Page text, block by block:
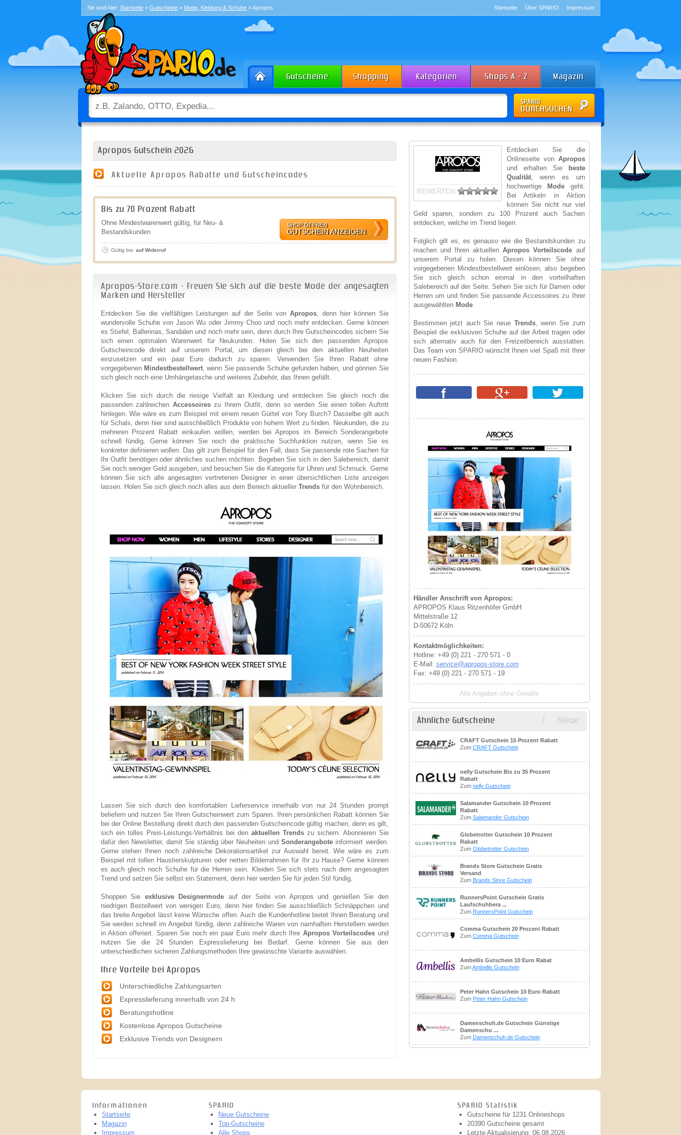
Sie sind hier: Startseite» Gutscheine» Mode, Kleidung & Schuhe» Apropos Startseite Über SPARIO Impressum
Apropos Gutschein 2026
Aktuelle Apropos Rabatte und Gutscheincodes
Bis zu 70 Prozent Rabatt
Ohne Mindestwarenwert gültig, für Neu- &
Bestandskunden
SHOP ÖFFNEN
GUTSCHEIN ANZEIGEN
Gültig bis: auf Widerruf
Apropos-Store.com - Freuen Sie sich auf die beste Mode der angesagten
Marken und Hersteller
Entdecken Sie die vielfältigen Leistungen auf der Seite von Apropos, denn hier können Sie
wundervolle Schuhe von Jason Wu oder Jimmy Choo und noch mehr entdecken. Gerne können
es Stiefel, Ballerinas, Sandalen und noch mehr sein, denn durch Ihre Gutscheincodes sichern Sie
sich einen optimalen Warenwert für Neukunden. Holen Sie sich den passenden Apropos
Gutscheincode direkt auf unserem Portal, um diesen gleich bei den aktuellen Neuheiten
einzusetzen und ein paar Euro dadurch zu sparen. Verwenden Sie Ihren Rabatt ohne
vorgegebenen Mindestbestellwert, wenn Sie passende Schuhe gefunden haben, und gönnen Sie
sich gleich noch eine Umhängetasche und weiteres Zubehör, das Ihnen gefällt.
Klicken Sie sich durch die riesige Vielfalt an Kleidung und entdecken Sie gleich noch die
passenden zahlreichen Accessoireszu Ihrem Outfit, denn so werden Sie einen tollen Auftritt
hinlegen. Wie wäre es zum Beispiel mit einem neuen Gürtel von Tory Burch? Dasselbe gilt auch
für Schals, denn hier sind ausschließlich Produkte von hohem Wert zu finden. Neukunden, die zu
mehreren Prozent Rabatt einkaufen wollen, werden bei Apropos im Bereich Sonderangebote
schnell fündig. Gerne können Sie noch die praktische Suchfunktion nutzen, wenn Sie es
konkreter definieren wollen. Das gilt zum Beispiel für den Fall, dass Sie passende rote Sachen für
Ihr Outfit benötigen oder ähnliches suchen möchten. Begeben Sie sich in den Salebereich, damit
Sie noch weniger Geld ausgeben, und besuchen Sie die Kategorie für Uhren und Schmuck. Gerne
können Sie sich alle angesagten vertretenen Designer in einer übersichtlichen Liste anzeigen
lassen. Holen Sie sich gleich noch alles aus dem Bereich aktueller Trendsfür den Wohnbereich.
Lassen Sie sich durch den komfortablen Lieferservice innerhalb von nur 24 Stunden prompt
beliefern und nutzen Sie Ihren Gutscheinwert zum Sparen. Ihren persönlichen Rabatt können Sie
bei der Online Bestellung direkt durch den passenden Gutscheincode gültig machen, denn es gilt,
sich ein tolles Preis-Leistungs-Verhältnis bei den aktuellen Trendszu sichern. Abonnieren Sie
dafür den Newsletter, damit Sie ständig über Neuheiten undSonderangebote informiert werden.
Gerne stehen Ihnen noch zahlreiche Dekorationsartikel zur Auswahl bereit. Wie wäre es zum
Beispiel mit tollen Haustierskulpturen oder netten Bilderrahmen für Ihr zu Hause? Gerne können
es auch gleich noch Schuhe für die Herren sein. Kleiden Sie sich stets nach dem angesagten
Trend und setzen Sie selbst ein Statement, denn hier werden Sie für jeden Stil fündig.
Shoppen Sie exklusive Designermode auf der Seite von Apropos und genießen Sie den
niedrigen Bestellwert von wenigen Euro, denn hier finden Sie ausschließlich Schnäppchen und
das breite Angebot lässt keine Wünsche offen. Auch die Kundenhotline bietet Ihnen Beratung und
Sie werden schnell im Angebot fündig, denn zahlreiche Waren von namhaften Herstellern werden
in Aktion offeriert. Sparen Sie noch ein paar Euro mehr durch Ihre Apropos Vorteilscodes und
nutzen Sie die 24 Stunden Expresslieferung bei Bedarf. Gerne können Sie aus den
unterschiedlichen sicheren Zahlungsmethoden Ihre gewünschte Variante auswählen.
Ihre Vorteile bei Apropos
Unterschiedliche Zahlungsarten
Expresslieferung innerhalb von 24 h
Beratungshotline
Kostenlose Apropos Gutscheine
Exklusive Trends von Designern
BEWERTEN:
Entdecken Sie die
Onlineseite von Apropos
und erhalten Sie
beste
Qualität, wenn es um
hochwertige
Mode geht.
Bei Artikeln in Aktion
können Sie nicht nur viel
Geld sparen, sondern zu 100 Prozent auch Sachen
entdecken, welche im Trend liegen.
Folglich gilt es, es genauso wie die Bestandskunden zu
machen und Ihren aktuellenApropos Vorteilscode auf
unserem Portal zu holen. Diesen können Sie ohne
vorgegebenen Mindestbestellwert einlösen, also begeben
Sie sich gleich schon einmal in den vorteilhaften
Salebereich auf der Seite. Sehen Sie sich für Damen oder
Herren um und finden Sie passende Accessoires zu Ihrer
ausgewählten Mode.
Bestimmen jetzt auch Sie neue Trends, wenn Sie zum
Beispiel die exklusiven Schuhe auf der Arbeit tragen oder
sich alternativ auch für den Freizeitbereich ausstatten.
Das Team von SPARIO wünscht Ihnen viel Spaß mit Ihrer
neuen Fashion.
Händler Anschrift von Apropos:
APROPOS Klaus Ritzenhöfer GmbH
Mittelstraße 12
D-50672 Köln
Kontaktmöglichkeiten:
Hotline: +49 (0) 221 - 270 571 - 0
E-Mail: service@apropos-store.com
Fax: +49 (0) 221 - 270 571 - 19
Alle Angaben ohne Gewähr
Ähnliche Gutscheine / Neue
CRAFT Gutschein 15 Prozent Rabatt
Zum CRAFT Gutschein
nelly Gutschein Bis zu 35 Prozent
Rabatt
Zum nelly Gutschein
Salamander Gutschein 10 Prozent
Rabatt
Zum Salamander Gutschein
Globetrotter Gutschein 10 Prozent
Rabatt
Zum Globetrotter Gutschein
Brands Store Gutschein Gratis
Versand
Zum Brands Store Gutschein
RunnersPoint Gutschein Gratis
Laufschuhbera ...
Zum RunnersPoint Gutschein
Comma Gutschein 20 Prozent Rabatt
Zum Comma Gutschein
Ambellis Gutschein 10 Euro Rabat
ZumAmbellis Gutschein
Peter Hahn Gutschein 10 Euro Rabatt
Zum Peter Hahn Gutschein
Damenschuh.de Gutschein Günstige
Damenschu ...
Zum Damenschuh.de Gutschein
Informationen
Startseite
Magazin
Impressum
SPARIO
Neue Gutscheine
Top-Gutscheine
Alle Shops
SPARIO Statistik
Gutscheine für 1231 Onlineshops
20390 Gutscheine gesamt
Letzte Aktualisierung: 06.08.2026